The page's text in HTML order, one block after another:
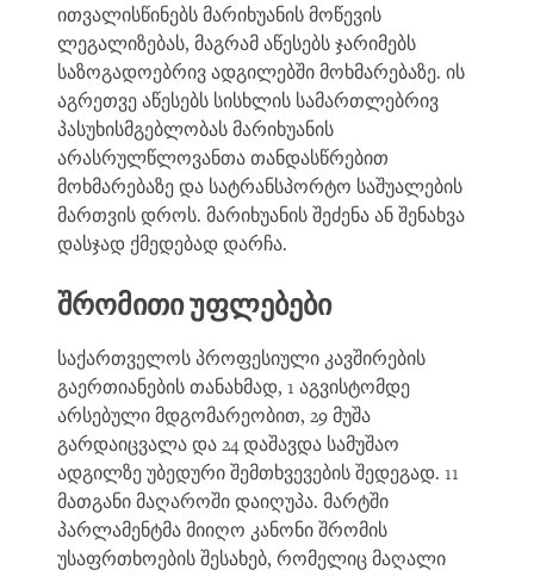
ითვალისწინებს მარიხუანის მოწევის
ლეგალიზებას, მაგრამ აწესებს ჯარიმებს
საზოგადოებრივ ადგილებში მოხმარებაზე. ის
აგრეთვე აწესებს სისხლის სამართლებრივ
პასუხისმგებლობას მარიხუანის
არასრულწლოვანთა თანდასწრებით
მოხმარებაზე და სატრანსპორტო საშუალების
მართვის დროს. მარიხუანის შეძენა ან შენახვა
დასჯად ქმედებად დარჩა.
შრომითი უფლებები
საქართველოს პროფესიული კავშირების
გაერთიანების თანახმად, 1 აგვისტომდე
არსებული მდგომარეობით, 29 მუშა
გარდაიცვალა და 24 დაშავდა სამუშაო
ადგილზე უბედური შემთხვევების შედეგად. 11
მათგანი მაღაროში დაიღუპა. მარტში
პარლამენტმა მიიღო კანონი შრომის
უსაფრთხოების შესახებ, რომელიც მაღალი